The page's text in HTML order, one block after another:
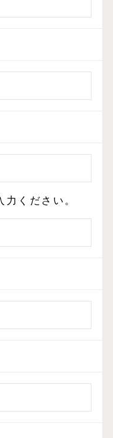
ください。